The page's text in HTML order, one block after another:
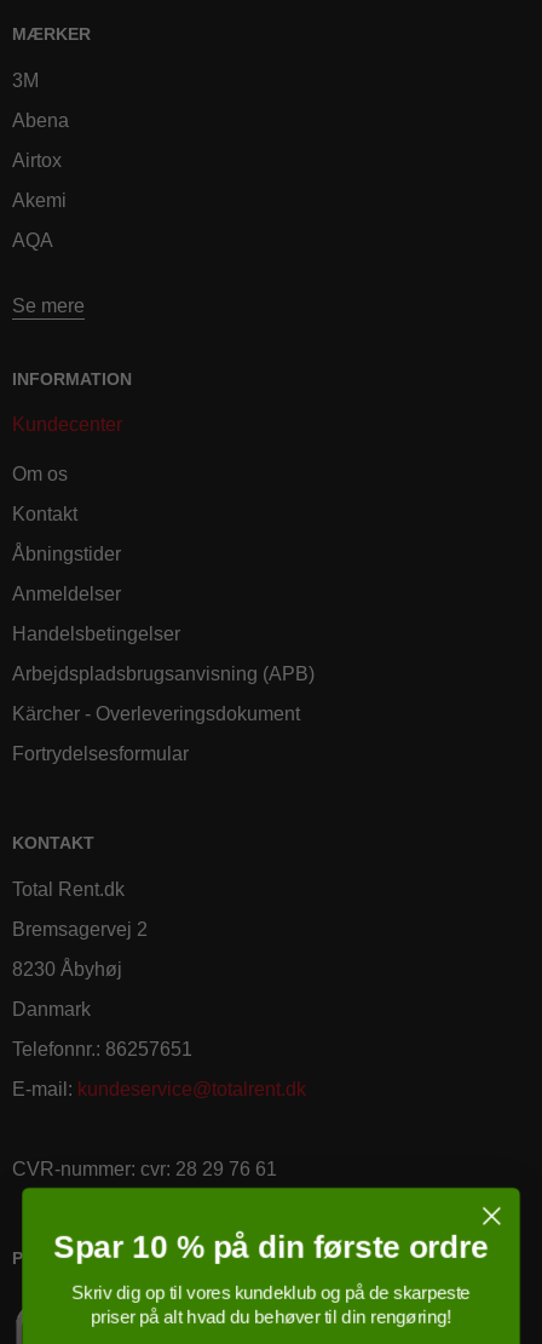
MÆRKER
3M
Abena
Airtox
Akemi
AQA
Se mere
INFORMATION
Kundecenter
Om os
Kontakt
Åbningstider
Anmeldelser
Handelsbetingelser
Arbejdspladsbrugsanvisning (APB)
Kärcher - Overleveringsdokument
Fortrydelsesformular
KONTAKT
Total Rent.dk
Bremsagervej 2
8230 Åbyhøj
Danmark
Telefonnr.: 86257651
E-mail : kundeservice@totalrent.dk
CVR-nummer: cvr: 28 29 76 61
PRICERUNNER KØBSGARANTI
Spar 10 % på din første ordre
Skriv dig op til vores kundeklub og på de skarpeste
priser på alt hvad du behøver til din rengøring!